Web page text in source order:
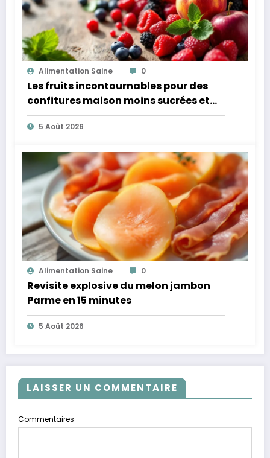
Alimentation Saine 0
Les fruits incontournables pour des
confitures maison moins sucrées et
plus légères
5 Août 2026
Alimentation Saine 0
Revisite explosive du melon jambon
Parme en 15 minutes
5 Août 2026
LAISSER UN COMMENTAIRE
Commentaires